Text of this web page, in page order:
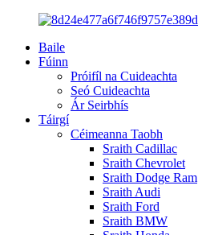
Baile
Fúinn
Próifíl na Cuideachta
Seó Cuideachta
Ár Seirbhís
Táirgí
Céimeanna Taobh
Sraith Cadillac
Sraith Chevrolet
Sraith Dodge Ram
Sraith Audi
Sraith Ford
Sraith BMW